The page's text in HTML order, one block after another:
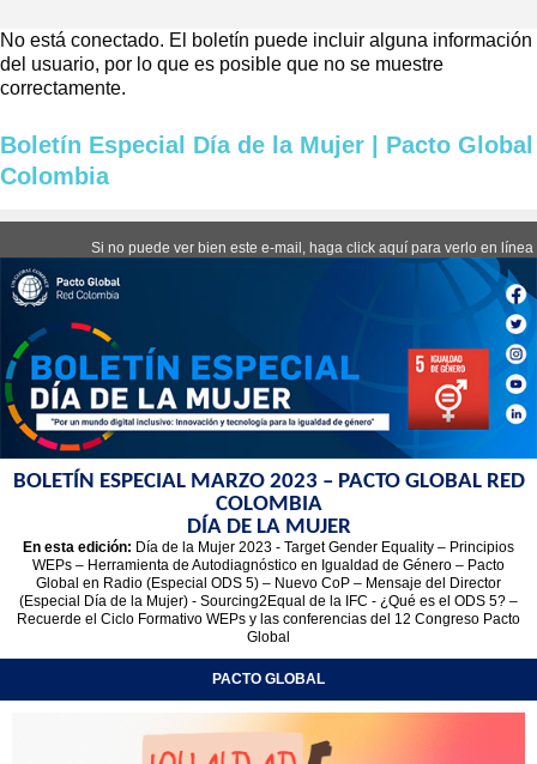
No está conectado. El boletín puede incluir alguna información
del usuario, por lo que es posible que no se muestre
correctamente.
Boletín Especial Día de la Mujer | Pacto Global
Colombia